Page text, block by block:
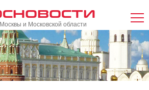
и Московской области